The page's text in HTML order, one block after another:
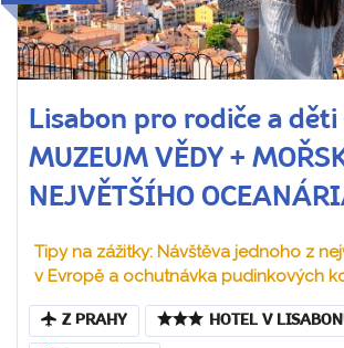
Lisabon pro rodiče a děti
MUZEUM VĚDY +
NEJVĚTŠÍHO
Tipy na zážitky: Návštěva jednoho z
v Evropě a ochutnávka pudinkových
Z PRAHY HOTEL V